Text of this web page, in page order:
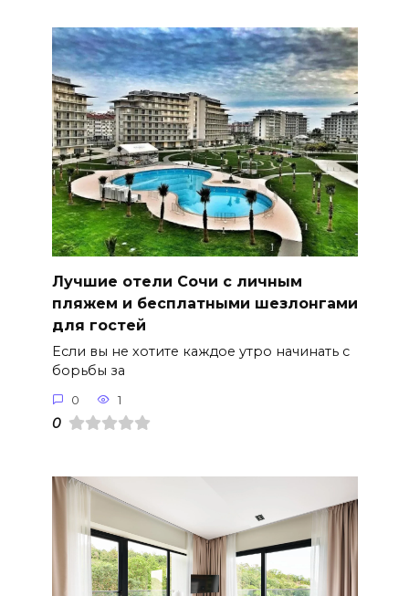
Лучшие отели Сочи с личным
пляжем и бесплатными шезлонгами
для гостей
Если вы не хотите каждое утро начинать с
борьбы за
0 1
0